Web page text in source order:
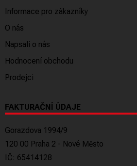
Informace pro zákazníky
O nás
Napsali o nás
Hodnocení obchodu
Prodejci
FAKTURAČNÍ ÚDAJE
Gorazdova 1994/9
120 00 Praha 2 - Nové Město
IČ: 65414128